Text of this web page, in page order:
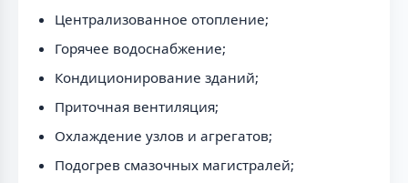
Централизованное отопление;
Горячее водоснабжение;
Кондиционирование зданий;
Приточная вентиляция;
Охлаждение узлов и агрегатов;
Подогрев смазочных магистралей;